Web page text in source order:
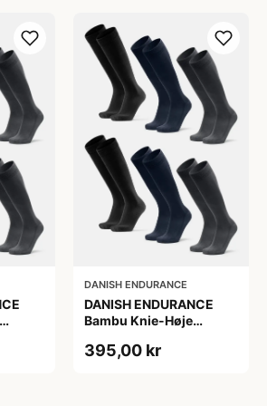
DANISH ENDURANCE
DANISH ENDURANCE
Bambu Knie-Høje
Navy Blå, 6-Pak
395,00 kr